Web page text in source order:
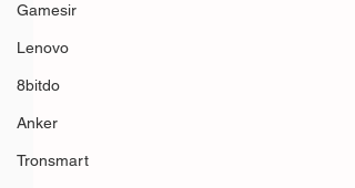
Gamesir
Lenovo
8bitdo
Anker
Tronsmart